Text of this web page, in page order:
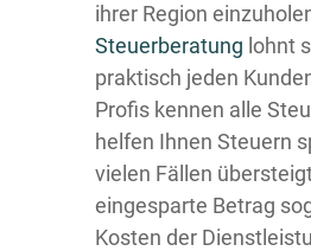
ihrer Region
Steuerberatung lohnt
praktisch jeden
Profis kennen alle
helfen Ihnen Steuern
vielen Fällen
eingesparte Betrag
Kosten der